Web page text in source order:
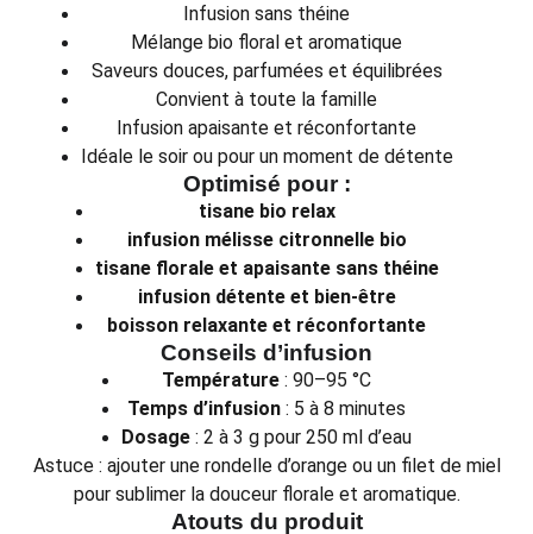
Infusion sans théine
Mélange bio floral et aromatique
Saveurs douces, parfumées et équilibrées
Convient à toute la famille
Infusion apaisante et réconfortante
Idéale le soir ou pour un moment de détente
Optimisé pour :
tisane bio relax
infusion mélisse citronnelle bio
tisane florale et apaisante sans théine
infusion détente et bien-être
boisson relaxante et réconfortante
Conseils d’infusion
Température : 90–95 °C
Temps d’infusion : 5 à 8 minutes
Dosage : 2 à 3 g pour 250 ml d’eau
Astuce : ajouter une rondelle d’orange ou un filet de miel
pour sublimer la douceur florale et aromatique.
Atouts du produit